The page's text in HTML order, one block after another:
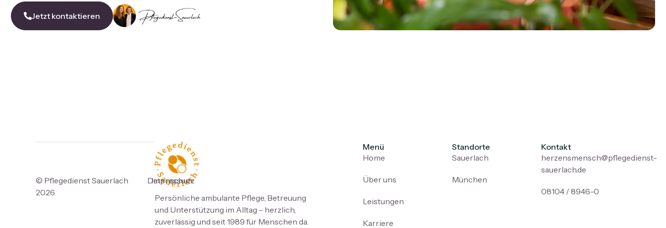
Jetzt kontaktieren
Kontakt
herzensmensch@pflegedienst-
sauerlach.de
08104 / 8946-0
Standorte
Sauerlach
München
Menü
Home
Über uns
Leistungen
Karriere
Persönliche ambulante Pflege, Betreuung
und Unterstützung im Alltag – herzlich,
zuverlässig und seit 1989 für Menschen da.
© Pflegedienst Sauerlach
2026
Datenschutz
Impressum